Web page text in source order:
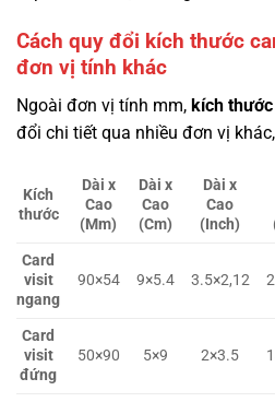
Cách quy đổi kích thước
đơn vị tính khác
Ngoài đơn vị tính mm, kích
đổi chi tiết qua nhiều đơn vị
Kích
thước
Dài x
Cao
(Mm)
Dài x
Cao
(Cm)
Dài x
Cao
(Inch)
Card
visit
ngang
90×54 9×5.4 3.5×2,12
Card
visit
đứng
50×90 5×9 2×3.5